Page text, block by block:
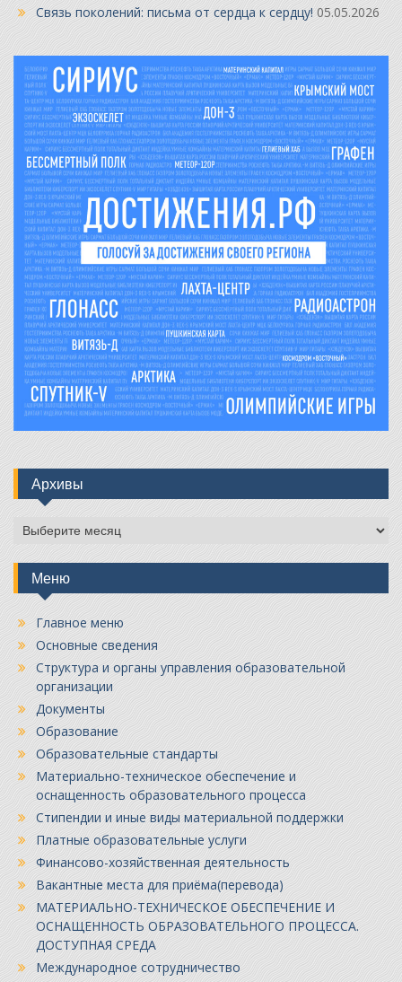
Связь поколений: письма от сердца к сердцу! 05.05.2026
Архивы
Архивы
Меню
Главное меню
Основные сведения
Структура и органы управления образовательной
организации
Документы
Образование
Образовательные стандарты
Материально-техническое обеспечение и
оснащенность образовательного процесса
Стипендии и иные виды материальной поддержки
Платные образовательные услуги
Финансово-хозяйственная деятельность
Вакантные места для приёма(перевода)
МАТЕРИАЛЬНО-ТЕХНИЧЕСКОЕ ОБЕСПЕЧЕНИЕ И
ОСНАЩЕННОСТЬ ОБРАЗОВАТЕЛЬНОГО ПРОЦЕССА.
ДОСТУПНАЯ СРЕДА
Международное сотрудничество